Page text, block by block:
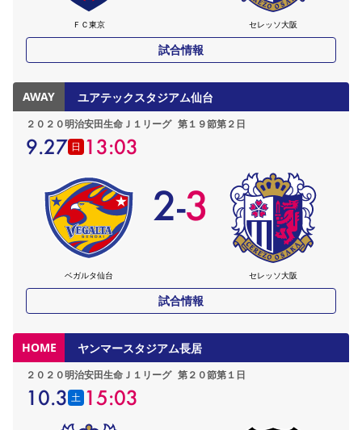
ＦＣ東京 セレッソ大阪
試合情報
AWAY ユアテックスタジアム仙台
２０２０明治安田生命Ｊ１リーグ 第１９節第２日
9.27 日 13:03
ベガルタ仙台
2-3
セレッソ大阪
試合情報
HOME ヤンマースタジアム長居
２０２０明治安田生命Ｊ１リーグ 第２０節第１日
10.3 土 15:03